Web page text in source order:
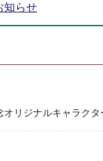
知らせ
オリジナルキャラクタ